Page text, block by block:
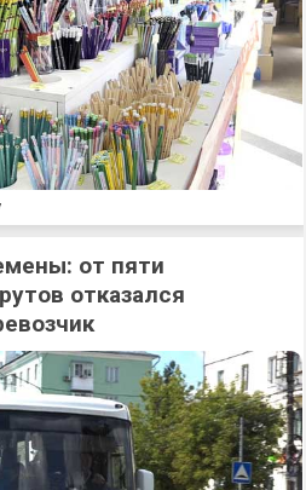
от пяти
отказался